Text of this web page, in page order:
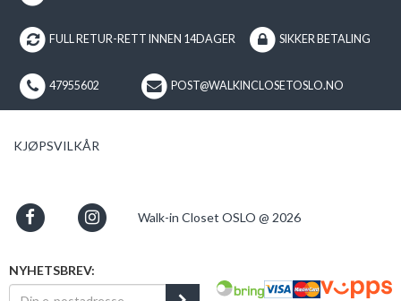
FULL RETUR-RETT INNEN 14DAGER SIKKER BETALING
47955602 POST@WALKINCLOSETOSLO.NO
KJØPSVILKÅR
Walk-in Closet OSLO @ 2026
NYHETSBREV: